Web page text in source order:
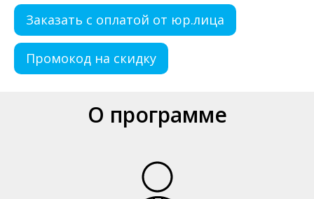
Заказать с оплатой от юр.лица
Промокод на скидку
О программе